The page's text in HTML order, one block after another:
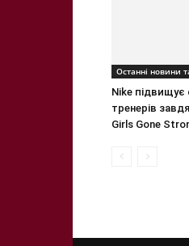
Останні новини
Nike
тренерів
Girls Gone